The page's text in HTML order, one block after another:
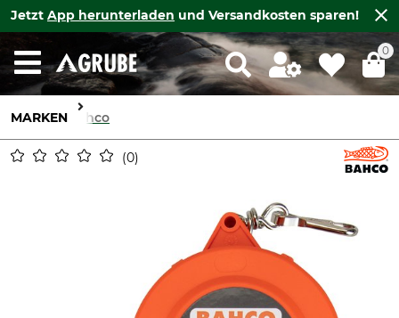
Jetzt App herunterladen und Versandkosten sparen!
0
MARKEN Bahco
0